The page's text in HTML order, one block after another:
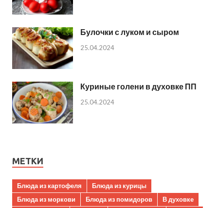
Булочки с луком и сыром
25.04.2024
Куриные голени в духовке ПП
25.04.2024
МЕТКИ
Блюда из картофеля
Блюда из курицы
Блюда из моркови
Блюда из помидоров
В духовке